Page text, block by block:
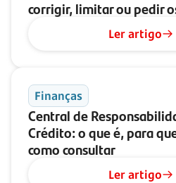
corrigir, limitar ou pedir
Ler artigo
Finanças
Central de
Crédito: o que é, para
como consultar
Ler artigo